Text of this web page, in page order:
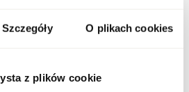
Szczegóły O plikach cookies
z plików cookie
na co dzień, jak i na
tworząc harmonijną, wielowymiarową